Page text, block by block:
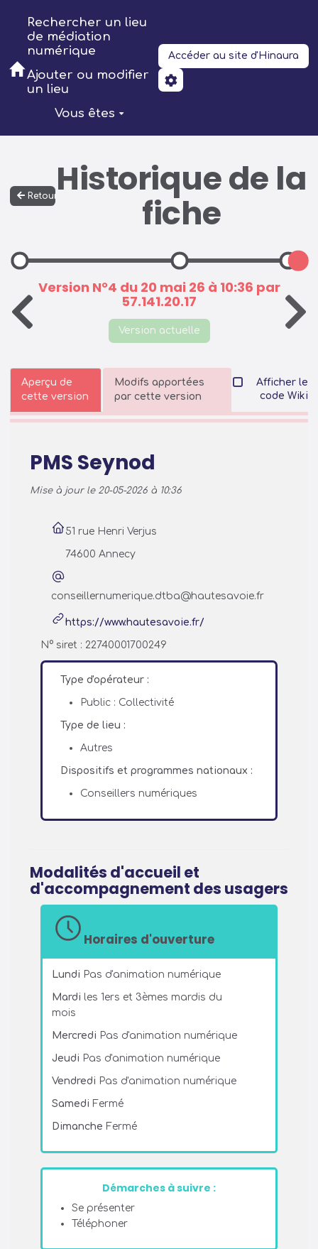
Aller au contenu principal
Rechercher un lieu
de médiation
numérique
Ajouter ou modifier
un lieu
Vous êtes
Accéder au site d'Hinaura
Retour Historique de la
fiche
Version N°4 du 20 mai 26 à 10:36 par
57.141.20.17
Version actuelle
Aperçu de
cette version
Modifs apportées
par cette version
Afficher le
code Wiki
PMS Seynod
Mise à jour le 20-05-2026 à 10:36
51 rue Henri Verjus
74600 Annecy
conseillernumerique.dtba@hautesavoie.fr
https://www.hautesavoie.fr/
N° siret : 22740001700249
Type d'opérateur :
Public : Collectivité
Type de lieu :
Autres
Dispositifs et programmes nationaux :
Conseillers numériques
Modalités d'accueil et
d'accompagnement des usagers
Horaires d'ouverture
Lundi Pas d'animation numérique
Mardi les 1ers et 3èmes mardis du
mois
Mercredi Pas d'animation numérique
Jeudi Pas d'animation numérique
Vendredi Pas d'animation numérique
Samedi Fermé
Dimanche Fermé
Démarches à suivre :
Se présenter
Téléphoner